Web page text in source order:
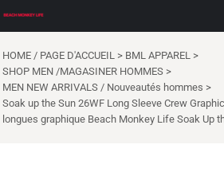
HOME / PAGE D'ACCUEIL > BML APPAREL >
SHOP MEN /MAGASINER HOMMES >
MEN NEW ARRIVALS / Nouveautés hommes >
Soak up the Sun 26WF Long Sleeve Crew
longues graphique Beach Monkey Life Soak Up